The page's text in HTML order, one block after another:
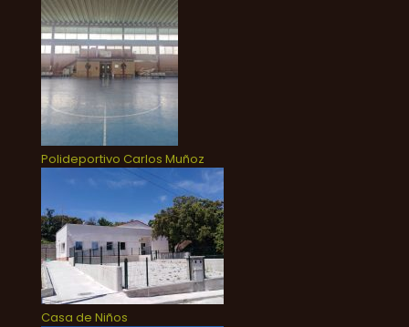
Polideportivo Carlos Muñoz
Casa de Niños